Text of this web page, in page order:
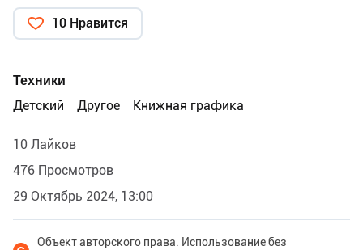
10 Нравится
Техники
Детский
Другое Книжная графика
10 Лайков
476 Просмотров
29 Октябрь 2024, 13:00
Объект авторского права. Использование без